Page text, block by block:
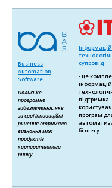
Business
Automation
Software
Польське
програмне
забезпечення, яке
за свої інноваційні
рішення отримало
визнання між
продуктів
корпоративного
ринку.
супровід
- це
підтримка
програм
бізнесу.